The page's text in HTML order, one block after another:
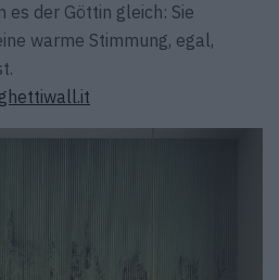
es der Göttin gleich: Sie
warme Stimmung, egal,